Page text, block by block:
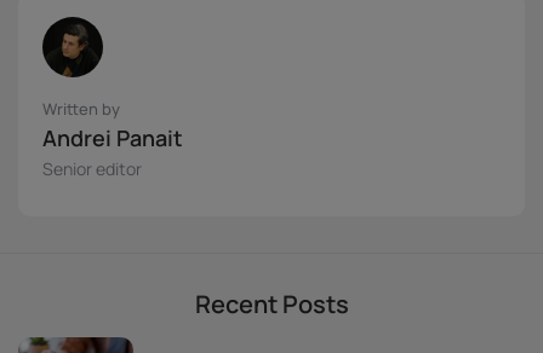
Written by
Andrei Panait
Senior editor
Recent Posts